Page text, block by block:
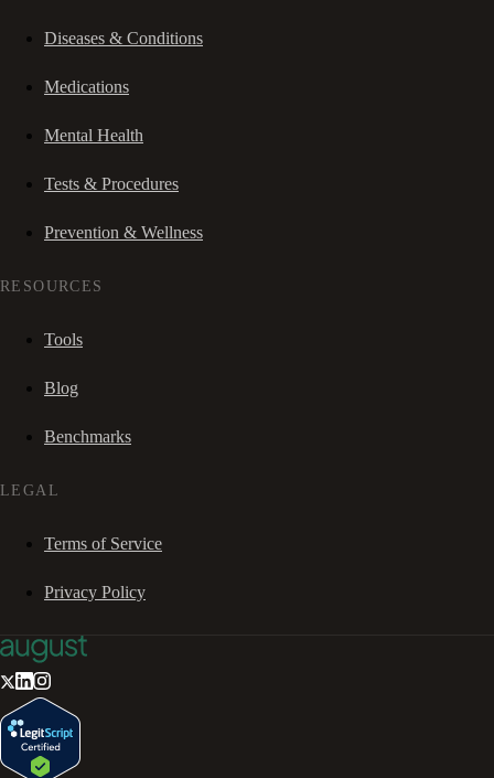
Diseases & Conditions
Medications
Mental Health
Tests & Procedures
Prevention & Wellness
RESOURCES
Tools
Blog
Benchmarks
LEGAL
Terms of Service
Privacy Policy